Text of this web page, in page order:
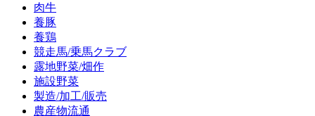
肉牛
養豚
養鶏
競走馬/乗馬クラブ
露地野菜/畑作
施設野菜
製造/加工/販売
農産物流通